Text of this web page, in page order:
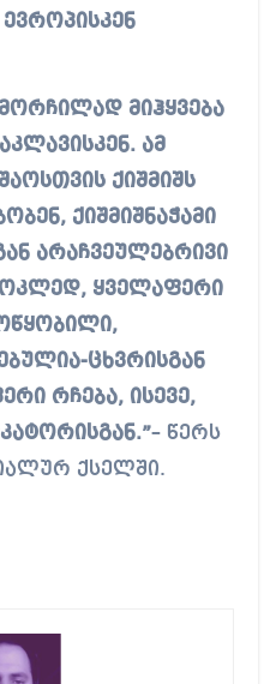
მიჰყვება
ამ
ქიშმიშს
ქიშმიშნაჭამი
არაჩვეულებრივი
ყველაფერი
ცხვრისგან
რჩება, ისევე,
– წერს
ქსელში.